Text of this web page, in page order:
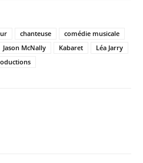
chanteuse
comédie musicale
Jason McNally Kabaret
Léa Jarry